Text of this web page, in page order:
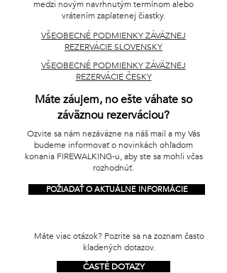
medzi novým navrhnutým termínom alebo
vrátením zaplatenej čiastky.
VŠEOBECNÉ PODMIENKY ZÁVÄZNEJ
REZERVÁCIE SLOVENSKY
VŠEOBECNÉ PODMIENKY ZÁVÄZNEJ
REZERVÁCIE ČESKY
Máte záujem, no ešte váhate so
záväznou rezerváciou?
Ozvite sa nám nezáväzne na náš mail a my Vás
budeme informovať o novinkách ohľadom
konania FIREWALKING-u, aby ste sa mohli včas
rozhodnúť.
POŽIADAŤ O AKTUÁLNE INFORMÁCIE
Máte viac otázok? Pozrite sa na zoznam často
kladených dotazov.
ČASTÉ DOTAZY